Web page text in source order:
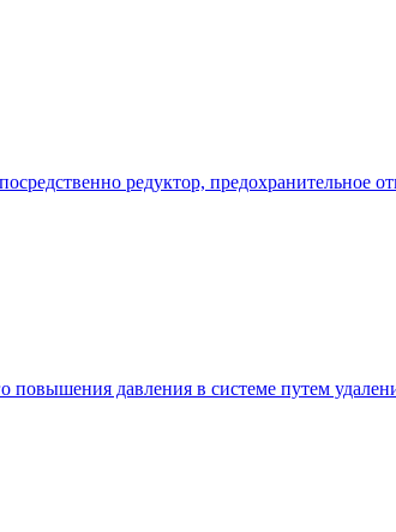
редуктор, предохранительное
повышения давления в системе путем